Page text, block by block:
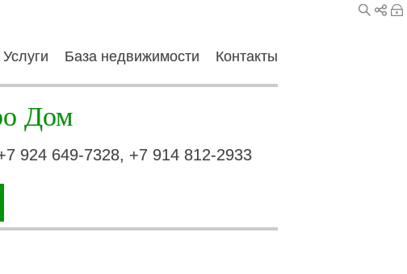
Услуги База недвижимости Контакты
Дом
924 649-7328, +7 914 812-2933